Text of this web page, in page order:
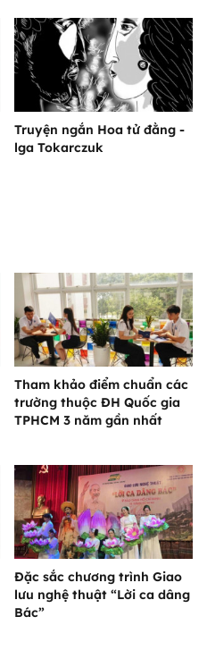
Truyện ngắn Hoa tử đằng -
lga Tokarczuk
Tham khảo điểm chuẩn các
trường thuộc ĐH Quốc gia
TPHCM 3 năm gần nhất
Đặc sắc chương trình Giao
lưu nghệ thuật “Lời ca dâng
Bác”